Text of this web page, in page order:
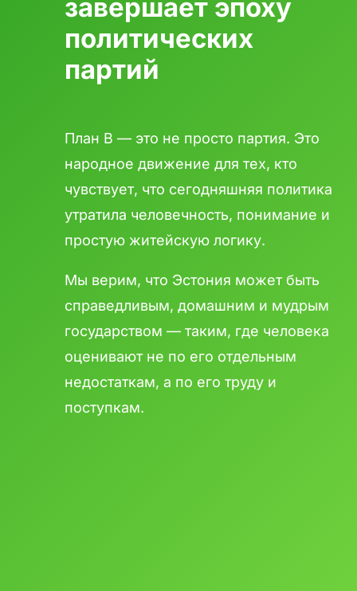
завершает эпоху
политических
партий
План B — это не просто партия. Это
народное движение для тех, кто
чувствует, что сегодняшняя политика
утратила человечность, понимание и
простую житейскую логику.
Мы верим, что Эстония может быть
справедливым, домашним и мудрым
государством — таким, где человека
оценивают не по его отдельным
недостаткам, а по его труду и
поступкам.